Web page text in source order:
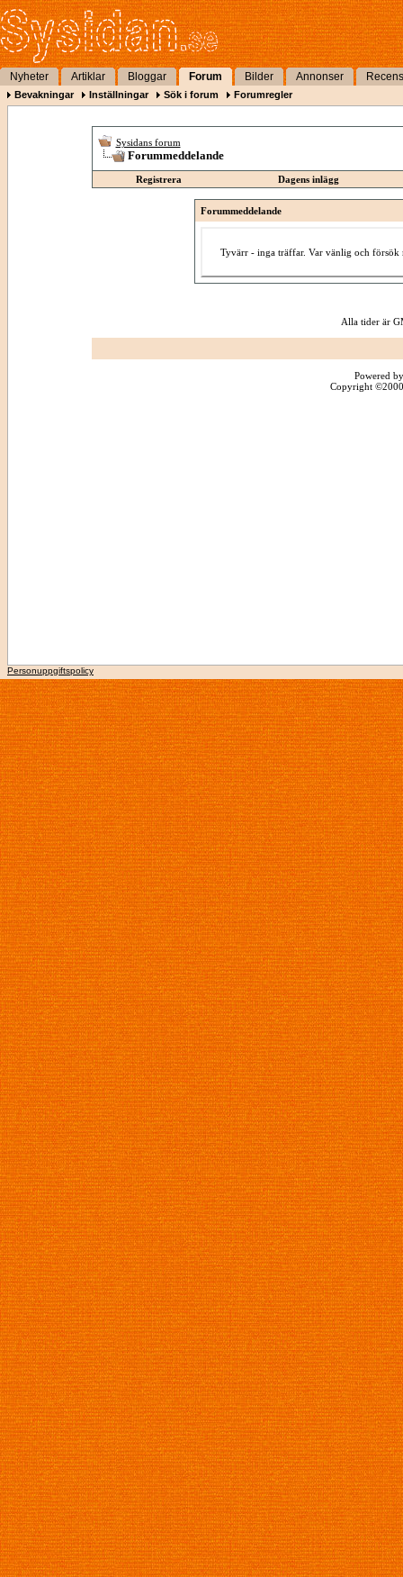
Nyheter Artiklar Bloggar Forum Bilder Annonser
Bevakningar Inställningar Sök i forum Forumregler
Sysidans forum
Forummeddelande
Registrera Dagens inlägg
Forummeddelande
Tyvärr - inga träffar. Var vänlig och försök
Alla tider är
Powered
Copyright
Personuppgiftspolicy